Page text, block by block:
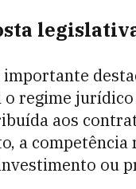
importante
o regime
aos
a competência
ou